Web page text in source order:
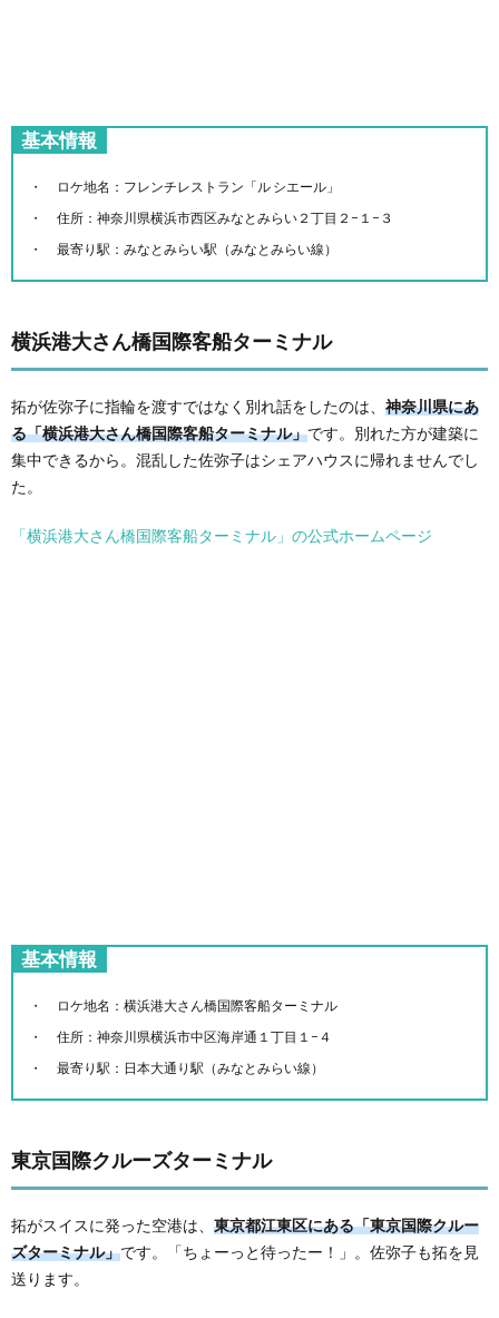
基本情報
ロケ地名：フレンチレストラン「ル シエール」
住所：神奈川県横浜市西区みなとみらい２丁目２−１−３
最寄り駅：みなとみらい駅（みなとみらい線）
横浜港大さん橋国際客船ターミナル
拓が佐弥子に指輪を渡すではなく別れ話をしたのは、 神奈川県にあ
る「横浜港大さん橋国際客船ターミナル」です。別れた方が建築に
集中できるから。混乱した佐弥子はシェアハウスに帰れませんでし
た。
「横浜港大さん橋国際客船ターミナル」の公式ホームページ
基本情報
ロケ地名：横浜港大さん橋国際客船ターミナル
住所：神奈川県横浜市中区海岸通１丁目１−４
最寄り駅：日本大通り駅（みなとみらい線）
東京国際クルーズターミナル
拓がスイスに発った空港は、 東京都江東区にある「東京国際クルー
ズターミナル」です。「ちょーっと待ったー！」。佐弥子も拓を見
送ります。